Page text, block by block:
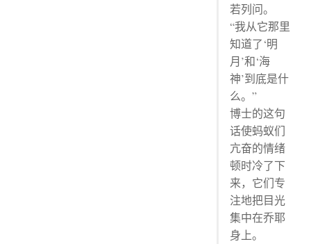
若列问。
“我从它那里
知道了‘明
月’和‘海
神’到底是什
么。”
博士的这句
话使蚂蚁们
亢奋的情绪
顿时冷了下
来，它们专
注地把目光
集中在乔耶
身上。